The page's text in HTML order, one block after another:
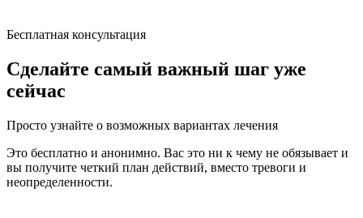
Бесплатная консультация
Сделайте самый важный шаг уже
сейчас
Просто узнайте о возможных вариантах лечения
Это бесплатно и анонимно. Вас это ни к чему не обязывает и
вы получите четкий план действий, вместо тревоги и
неопределенности.